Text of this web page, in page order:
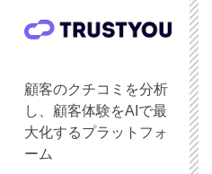
顧客のクチコミを分析
し、顧客体験をAIで最
大化するプラットフォ
ーム